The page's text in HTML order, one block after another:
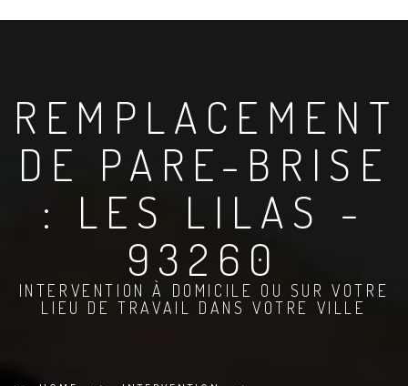
REMPLACEMENT
DE PARE-BRISE
: LES LILAS -
93260
INTERVENTION À DOMICILE OU SUR VOTRE
LIEU DE TRAVAIL DANS VOTRE VILLE